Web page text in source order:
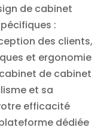
de cabinet
:
des clients,
et ergonomie
de cabinet
et sa
efficacité
dédiée